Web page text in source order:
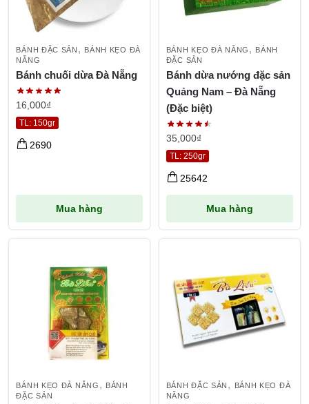
BÁNH ĐẶC SẢN , BÁNH KẸO ĐÀ
NẴNG
Bánh chuối dừa Đà Nẵng
16,000₫
Mua hàng
TL: 150gr
2690
BÁNH KẸO ĐÀ NẴNG , BÁNH
ĐẶC SẢN
Bánh dừa nướng đặc sản
Quảng Nam – Đà Nẵng
(Đặc biệt)
35,000₫
Mua hàng
TL: 250gr
25642
BÁNH KẸO ĐÀ NẴNG ,
BÁNH
ĐẶC SẢN
BÁNH ĐẶC SẢN ,
BÁNH KẸO ĐÀ
NẴNG